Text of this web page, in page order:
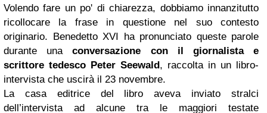
Volendo fare un po' di chiarezza, dobbiamo innanzitutto
ricollocare la frase in questione nel suo contesto
originario. Benedetto XVI ha pronunciato queste parole
durante unaconversazione con il giornalista e
scrittore tedesco Peter Seewald, raccolta in un libro-
intervista che uscirà il 23 novembre.
La casa editrice del libro aveva inviato stralci
dell’intervista ad alcune tra le maggiori testate